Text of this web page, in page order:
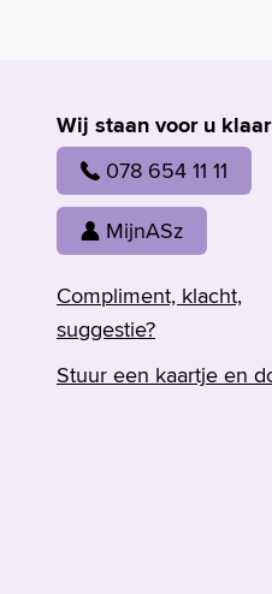
Wij staan voor u klaar
078 654 11 11
MijnASz
Compliment, klacht,
suggestie?
Stuur een kaartje en